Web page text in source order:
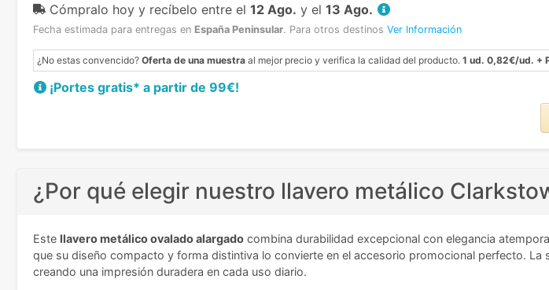
Cómpralo hoy y recíbelo entre el 12 Ago. y el 13 Ago.
Fecha estimada para entregas en España Peninsular. Para otros destinos Ver Información
¿No estas convencido? Oferta de una muestra al mejor precio y verifica la calidad del producto. 1 ud. 0,82€/ud. +
¡Portes gratis* a partir de 99€!
¿Por qué elegir nuestro llavero metálico
Este llavero metálico ovalado alargado combina durabilidad excepcional con elegancia
que su diseño compacto y forma distintiva lo convierte en el accesorio promocional perfecto.
creando una impresión duradera en cada uso diario.